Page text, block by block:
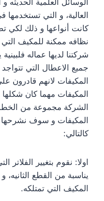
العالية، و التي
كانت أنواعها و ذلك لكي
نظافه ممكنة للمكيف التي
شركتنا لديها عماله
جميع الاعطال التي
المكيفات لانهم قادرون
المكيفات مهما كان
الشركة مجموعة من
المكيفات و سوف نشرحها
كالتالي:
اولا: نقوم بتغيير
يناسبة من القطع
المكيف التي تمتلكه.